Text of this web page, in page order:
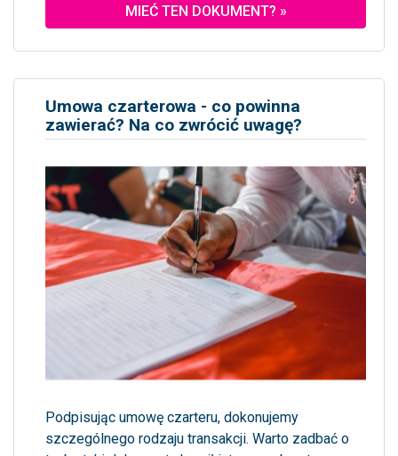
MIEĆ TEN DOKUMENT? »
Umowa czarterowa - co powinna
zawierać? Na co zwrócić uwagę?
Podpisując umowę czarteru, dokonujemy
szczególnego rodzaju transakcji. Warto zadbać o